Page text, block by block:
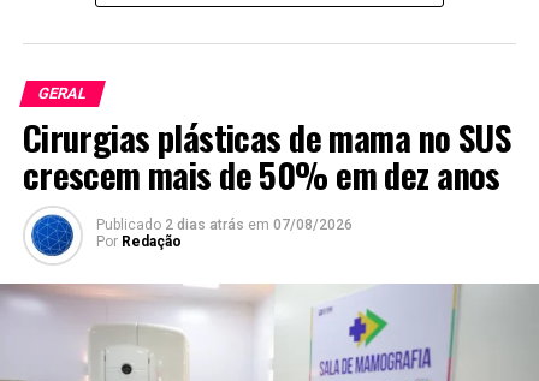
GERAL
Cirurgias plásticas de mama no SUS
crescem mais de 50% em dez anos
Publicado 2 dias atrás em 07/08/2026
Por Redação